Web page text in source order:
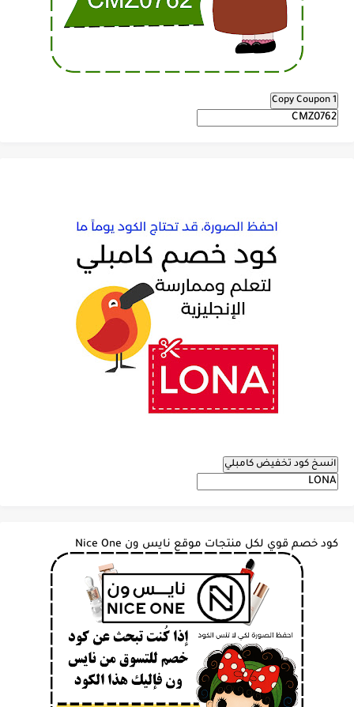
Copy Coupon 1
انسخ كود تخفيض كامبلي
كود خصم قوي لكل منتجات موقع نايس ون Nice One